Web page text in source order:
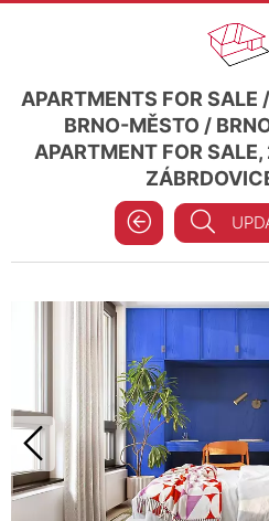
APARTMENTS FOR SALE /
BRNO-MĚSTO /
APARTMENT FOR